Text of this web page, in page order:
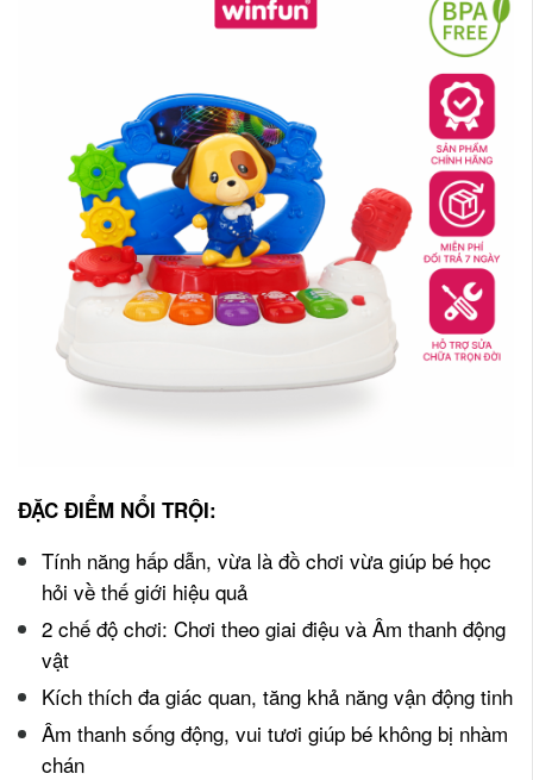
ĐẶC ĐIỂM NỔI TRỘI:
Tính năng hấp dẫn, vừa là đồ chơi vừa giúp bé học
hỏi về thế giới hiệu quả
2 chế độ chơi: Chơi theo giai điệu và Âm thanh động
vật
Kích thích đa giác quan, tăng khả năng vận động tinh
Âm thanh sống động, vui tươi giúp bé không bị nhàm
chán